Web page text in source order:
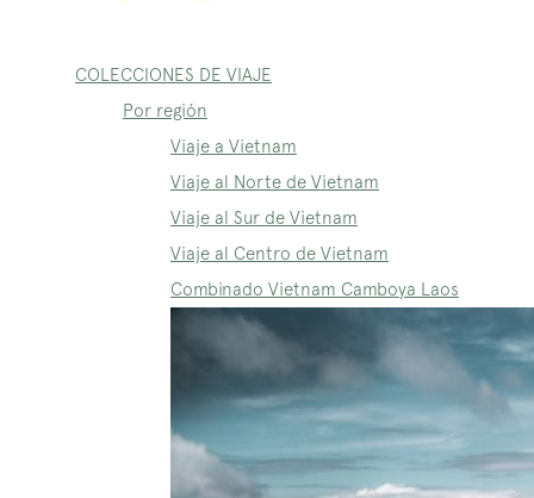
COLECCIONES DE VIAJE
Por región
Viaje a Vietnam
Viaje al Norte de Vietnam
Viaje al Sur de Vietnam
Viaje al Centro de Vietnam
Combinado Vietnam Camboya Laos